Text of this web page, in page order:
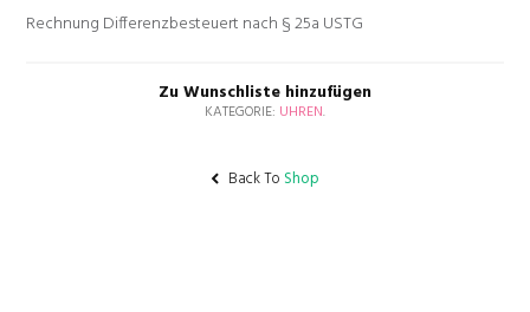
Rechnung Differenzbesteuert nach § 25a USTG
Zu Wunschliste hinzufügen
KATEGORIE: UHREN.
Back To Shop